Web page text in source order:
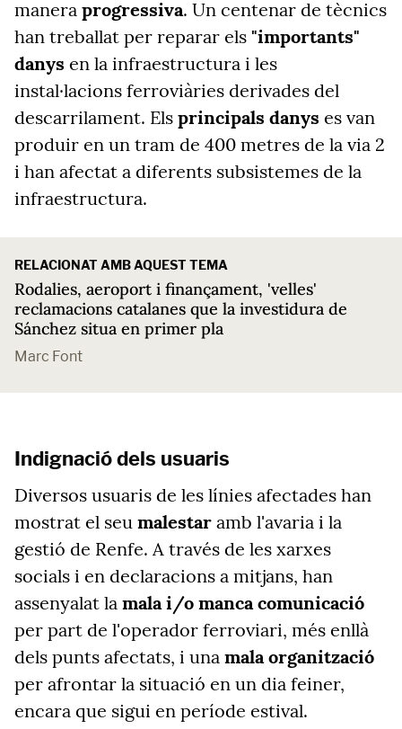
manera progressiva. Un centenar de tècnics
han treballat per reparar els "importants"
danys en la infraestructura i les
instal·lacions ferroviàries derivades del
descarrilament. Els principals danys es van
produir en un tram de 400 metres de la via 2
i han afectat a diferents subsistemes de la
infraestructura.
RELACIONAT AMB AQUEST TEMA
Rodalies, aeroport i finançament, 'velles'
reclamacions catalanes que la investidura de
Sánchez situa en primer pla
Marc Font
Indignació dels usuaris
Diversos usuaris de les línies afectades han
mostrat el seu malestar amb l'avaria i la
gestió de Renfe. A través de les xarxes
socials i en declaracions a mitjans, han
assenyalat la mala i/o manca comunicació
per part de l'operador ferroviari, més enllà
dels punts afectats, i una mala organització
per afrontar la situació en un dia feiner,
encara que sigui en període estival.